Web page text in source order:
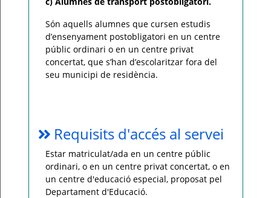
Són aquells alumnes que cursen estudis
d’ensenyament postobligatori en un centre
públic ordinari o en un centre privat
concertat, que s’han d’escolaritzar fora del
seu municipi de residència.
Requisits d'accés al servei
Estar matriculat/ada en un centre públic
ordinari, o en un centre privat concertat, o en
un centre d'educació especial, proposat pel
Departament d'Educació.